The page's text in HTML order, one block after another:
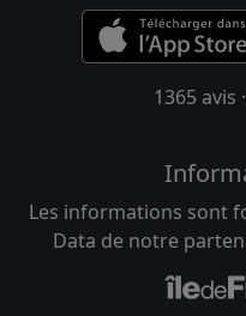
1365 avis
Les informations sont
Data de notre